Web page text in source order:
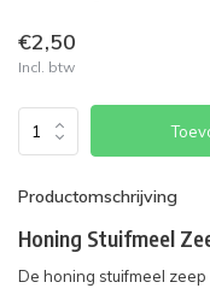
€2,50
Incl. btw
Productomschrijving
Honing Stuifmeel
De honing stuifmeel